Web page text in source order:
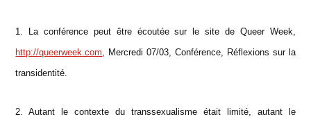
1. La conférence peut être écoutée sur le site de Queer Week,
http://queerweek.com , Mercredi 07/03, Conférence, Réflexions sur la
transidentité.
2. Autant le contexte du transsexualisme était limité, autant le